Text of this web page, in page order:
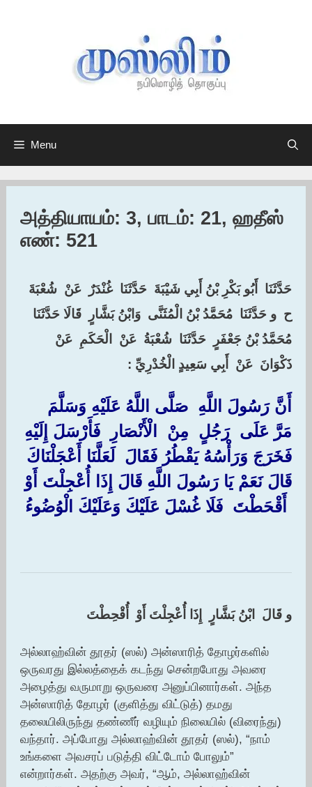
Menu
அத்தியாயம்: 3, பாடம்: 21, ஹதீஸ்
எண்: 521
حَدَّثَنَا ‏ ‏أَبُو بَكْرِ بْنُ أَبِي شَيْبَةَ ‏ ‏حَدَّثَنَا ‏ ‏غُنْدَرٌ ‏ ‏عَنْ ‏ ‏شُعْبَةَ ‏
‏ح ‏ ‏و حَدَّثَنَا ‏ ‏مُحَمَّدُ بْنُ الْمُثَنَّى ‏ ‏وَابْنُ بَشَّارٍ ‏ ‏قَالَا حَدَّثَنَا ‏
‏مُحَمَّدُ بْنُ جَعْفَرٍ ‏ ‏حَدَّثَنَا ‏ ‏شُعْبَةُ ‏ ‏عَنْ ‏ ‏الْحَكَمِ ‏ ‏عَنْ ‏
‏ذَكْوَانَ ‏ ‏عَنْ ‏ ‏أَبِي سَعِيدٍ الْخُدْرِيِّ :‏ ‏
‏أَنَّ رَسُولَ اللَّهِ ‏ ‏صَلَّى اللَّهُ عَلَيْهِ وَسَلَّمَ ‏
‏مَرَّ عَلَى ‏ ‏رَجُلٍ ‏ ‏مِنْ ‏ ‏الْأَنْصَارِ ‏ ‏فَأَرْسَلَ إِلَيْهِ
فَخَرَجَ وَرَأْسُهُ يَقْطُرُ فَقَالَ ‏ ‏لَعَلَّنَا أَعْجَلْنَاكَ
قَالَ نَعَمْ يَا رَسُولَ اللَّهِ قَالَ إِذَا أُعْجِلْتَ أَوْ
‏ ‏أَقْحَطْتَ ‏ ‏فَلَا غُسْلَ عَلَيْكَ وَعَلَيْكَ الْوُضُوءُ ‏
و قَالَ ‏ ‏ابْنُ بَشَّارٍ ‏ ‏إِذَا أُعْجِلْتَ أَوْ ‏ ‏أُقْحِطْتَ
அல்லாஹ்வின் தூதர் (ஸல்) அன்ஸாரித் தோழர்களில்
ஒருவரது இல்லத்தைக் கடந்து சென்றபோது அவரை
அழைத்து வருமாறு ஒருவரை அனுப்பினார்கள். அந்த
அன்ஸாரித் தோழர் (குளித்து விட்டுத்) தமது
தலையிலிருந்து தண்ணீர் வழியும் நிலையில் (விரைந்து)
வந்தார். அப்போது அல்லாஹ்வின் தூதர் (ஸல்), “நாம்
உங்களை அவசரப் படுத்தி விட்டோம் போலும்”
என்றார்கள். அதற்கு அவர், “ஆம், அல்லாஹ்வின்